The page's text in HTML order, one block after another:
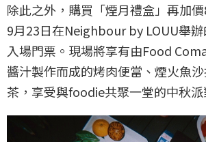
除此之外，購買「煙月禮盒」再加
9月23日在Neighbour by LOUU舉辦
入場門票。現場將享有由Food
醬汁製作而成的烤肉便當、煙火魚
茶，享受與foodie共聚一堂的中秋派